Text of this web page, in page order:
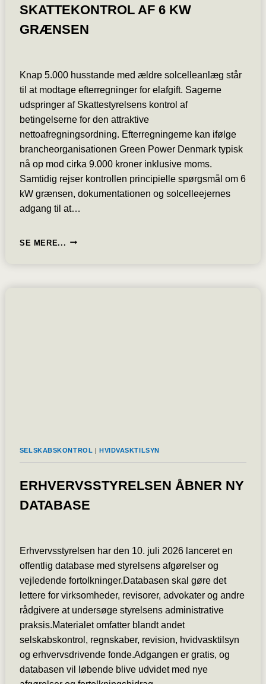
SKATTEKONTROL AF 6 KW
GRÆNSEN
Knap 5.000 husstande med ældre solcelleanlæg står
til at modtage efterregninger for elafgift. Sagerne
udspringer af Skattestyrelsens kontrol af
betingelserne for den attraktive
nettoafregningsordning. Efterregningerne kan ifølge
brancheorganisationen Green Power Denmark typisk
nå op mod cirka 9.000 kroner inklusive moms.
Samtidig rejser kontrollen principielle spørgsmål om 6
kW grænsen, dokumentationen og solcelleejernes
adgang til at…
SE MERE... SKATTESAGER:
SELSKABSKONTROL | HVIDVASKTILSYN
ERHVERVSSTYRELSEN ÅBNER NY
DATABASE
Erhvervsstyrelsen har den 10. juli 2026 lanceret en
offentlig database med styrelsens afgørelser og
vejledende fortolkninger.Databasen skal gøre det
lettere for virksomheder, revisorer, advokater og andre
rådgivere at undersøge styrelsens administrative
praksis.Materialet omfatter blandt andet
selskabskontrol, regnskaber, revision, hvidvasktilsyn
og erhvervsdrivende fonde.Adgangen er gratis, og
databasen vil løbende blive udvidet med nye